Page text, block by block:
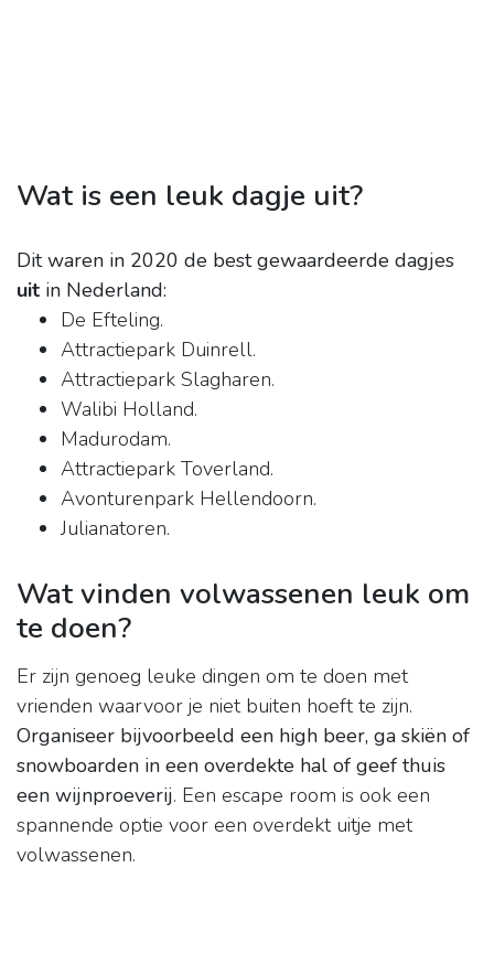
Wat is een leuk dagje uit?
Dit waren in 2020 de best gewaardeerde dagjes
uit in Nederland:
De Efteling.
Attractiepark Duinrell.
Attractiepark Slagharen.
Walibi Holland.
Madurodam.
Attractiepark Toverland.
Avonturenpark Hellendoorn.
Julianatoren.
Wat vinden volwassenen leuk om
te doen?
Er zijn genoeg leuke dingen om te doen met
vrienden waarvoor je niet buiten hoeft te zijn.
Organiseer bijvoorbeeld een high beer, ga skiën of
snowboarden in een overdekte hal of geef thuis
een wijnproeverij. Een escape room is ook een
spannende optie voor een overdekt uitje met
volwassenen.